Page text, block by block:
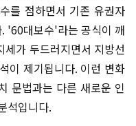
를 점하면서 기존 유권자
'60대보수'라는 공식이 깨
가 두드러지면서 지방선
이 제기됩니다. 이런 변화
문법과는 다른 새로운 인
석입니다.